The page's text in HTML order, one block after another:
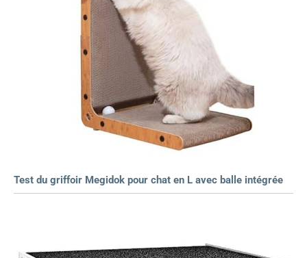
Test du griffoir Megidok pour chat en L avec balle intégrée